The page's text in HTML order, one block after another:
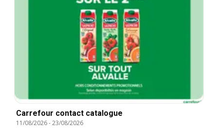
Carrefour contact catalogue
11/08/2026-23/08/2026